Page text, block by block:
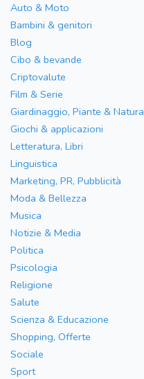
Auto & Moto
Bambini & genitori
Blog
Cibo & bevande
Criptovalute
Film & Serie
Giardinaggio, Piante & Natura
Giochi & applicazioni
Letteratura, Libri
Linguistica
Marketing, PR, Pubblicità
Moda & Bellezza
Musica
Notizie & Media
Politica
Psicologia
Religione
Salute
Scienza & Educazione
Shopping, Offerte
Sociale
Sport